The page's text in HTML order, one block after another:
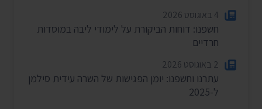
4 באוגוסט 2026
חשפנו: דוחות הביקורת על לימודי ליבה במוסדות
חרדיים
2 באוגוסט 2026
עתרנו וחשפנו: יומן הפגישות של השרה עידית סילמן
ל-2025